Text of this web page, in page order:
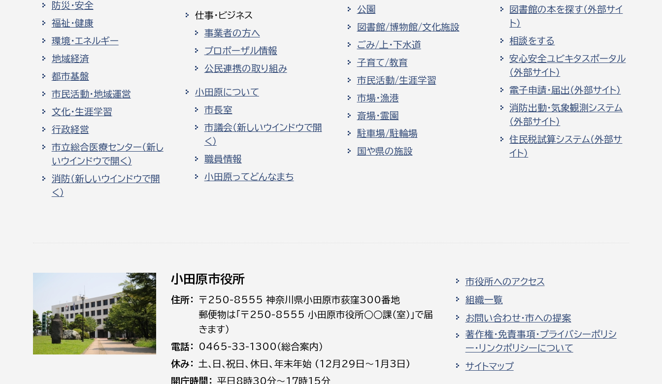
防災・安全
福祉・健康
環境・エネルギー
地域経済
都市基盤
市民活動・地域運営
文化・生涯学習
行政経営
市立総合医療センター（新し
いウインドウで開く）
消防（新しいウインドウで開
く）
仕事・ビジネス
事業者の方へ
プロポーザル情報
公民連携の取り組み
小田原について
市長室
市議会（新しいウインドウで開
く）
職員情報
小田原ってどんなまち
公園
図書館/博物館/文化施設
ごみ/上・下水道
子育て/教育
市民活動/生涯学習
市場・漁港
斎場・霊園
駐車場/駐輪場
国や県の施設
図書館の本を探す（外部サイ
ト）
相談をする
安心安全ユビキタスポータル
（外部サイト）
電子申請・届出（外部サイト）
消防出動・気象観測システム
（外部サイト）
住民税試算システム（外部サ
イト）
小田原市役所
住所
〒250-8555 神奈川県小田原市荻窪300番地
郵便物は「〒250-8555 小田原市役所○○課（室）」で届
きます）
電話
0465-33-1300（総合案内）
休み
土､日､祝日、休日、年末年始 (12月29日～1月3日)
開庁時間
平日8時30分～17時15分
市役所へのアクセス
組織一覧
お問い合わせ・市への提案
著作権・免責事項・プライバシーポリシ
ー・リンクポリシーについて
サイトマップ